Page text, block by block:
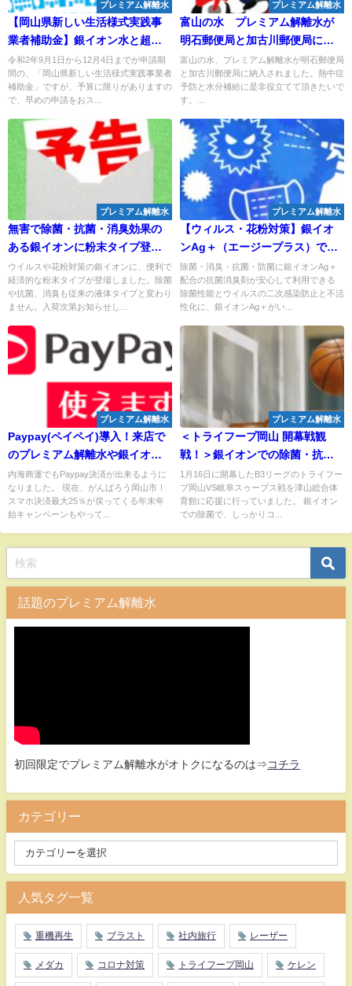
プレミアム解離水
【岡山県新しい生活様式実践事
業者補助金】銀イオン水と超音
波霧化器で申請して補助金をい
ただきました！
令和2年9月1日から12月4日までが申請期
間の、「岡山県新しい生活様式実践事業者
補助金」ですが、予算に限りがありますの
で、早めの申請をおス...
プレミアム解離水
富山の水 プレミアム解離水が
明石郵便局と加古川郵便局に！
熱中症の予防や水分補給に！
富山の水、プレミアム解離水が明石郵便局
と加古川郵便局に納入されました。熱中症
予防と水分補給に是非役立てて頂きたいで
す。...
プレミアム解離水
無害で除菌・抗菌・消臭効果の
ある銀イオンに粉末タイプ登
場！
ウイルスや花粉対策の銀イオンに、便利で
経済的な粉末タイプが登場しました。除菌
や抗菌、消臭も従来の液体タイプと変わり
ません。入荷次第お知らせし...
プレミアム解離水
【ウィルス・花粉対策】銀イオ
ンAg＋（エージープラス）で、
除菌・消臭・抗菌・防菌！医療
現場から生まれた画期的抗菌消
臭剤
除菌・消臭・抗菌・防菌に銀イオンAg＋
配合の抗菌消臭剤が安心して利用できる
除菌性能とウイルスの二次感染防止と不活
性化に、銀イオンAg＋がい...
プレミアム解離水
Paypay(ペイペイ)導入！来店で
のプレミアム解離水や銀イオン
商品の購入が便利になります
内海商運でもPaypay決済が出来るように
なりました。 現在、がんばろう岡山市！
スマホ決済最大25％が戻ってくる年末年
始キャンペーンもやって...
プレミアム解離水
＜トライフープ岡山 開幕戦観
戦！＞銀イオンでの除菌・抗菌
によるコロナ対策で安心して初
の生応援！
1月16日に開幕したB3リーグのトライフー
プ岡山VS岐阜スゥープス戦を津山総合体
育館に応援に行っていました。 銀イオン
での除菌で、しっかりコ...
話題のプレミアム解離水
初回限定でプレミアム解離水がオトクになるのは⇒ コチラ
カテゴリー
人気タグ一覧
重機再生 ブラスト 社内旅行 レーザー
メダカ コロナ対策 トライフープ岡山 ケレン